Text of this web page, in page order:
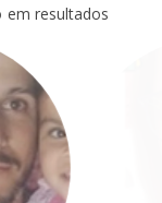
em resultados
uma ótima